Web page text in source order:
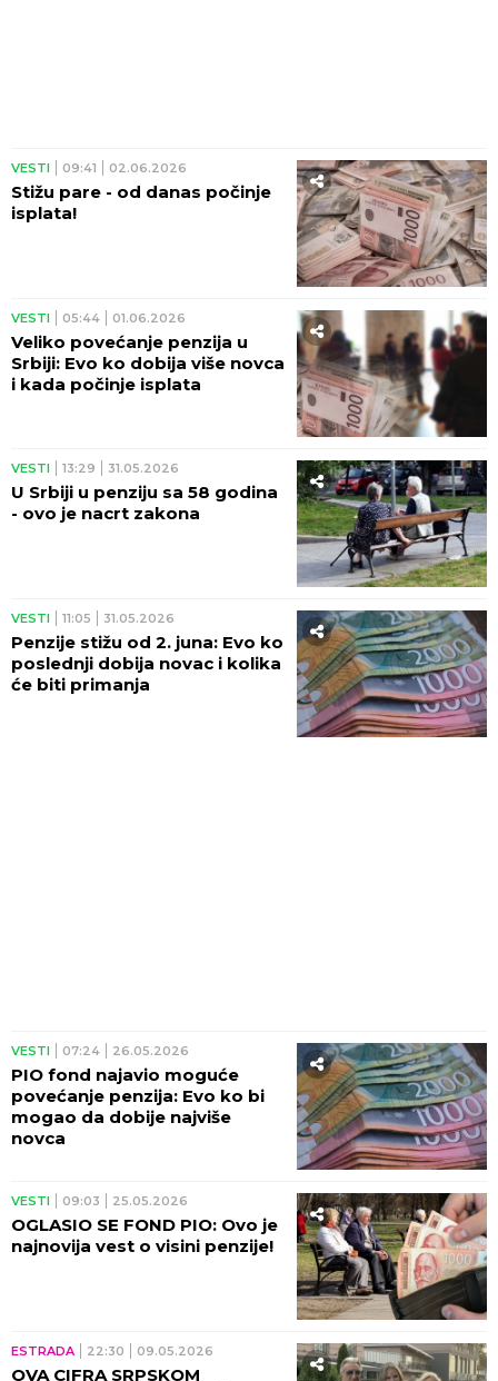
VESTI 09:41 02.06.2026
Stižu pare - od danas počinje
isplata!
VESTI 05:44 01.06.2026
Veliko povećanje penzija u
Srbiji: Evo ko dobija više novca
i kada počinje isplata
VESTI 13:29 31.05.2026
U Srbiji u penziju sa 58 godina
- ovo je nacrt zakona
VESTI 11:05 31.05.2026
Penzije stižu od 2. juna: Evo ko
poslednji dobija novac i kolika
će biti primanja
VESTI 07:24 26.05.2026
PIO fond najavio moguće
povećanje penzija: Evo ko bi
mogao da dobije najviše
novca
VESTI 09:03 25.05.2026
OGLASIO SE FOND PIO: Ovo je
najnovija vest o visini penzije!
ESTRADA 22:30 09.05.2026
OVA CIFRA SRPSKOM